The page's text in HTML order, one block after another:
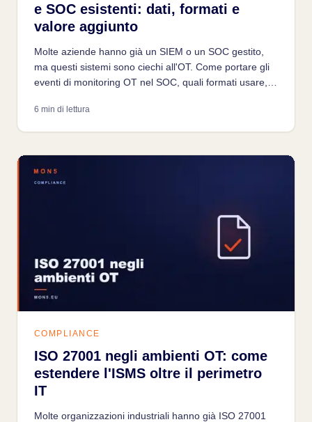
e SOC esistenti: dati, formati e
valore aggiunto
Molte aziende hanno già un SIEM o un SOC gestito,
ma questi sistemi sono ciechi all'OT. Come portare gli
eventi di monitoring OT nel SOC, quali formati usare,
6 min di lettura
COMPLIANCE
ISO 27001 negli ambienti OT: come
estendere l'ISMS oltre il perimetro
IT
Molte organizzazioni industriali hanno già ISO 27001